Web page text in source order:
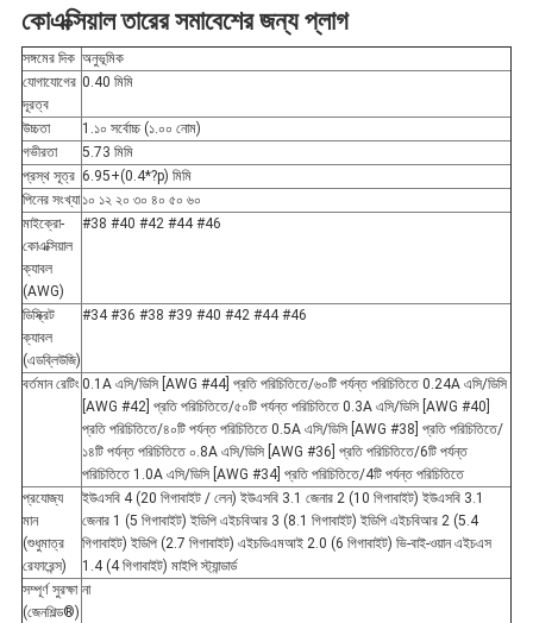
কোএক্সিয়াল তারের সমাবেশের জন্য প্লাগ
সঙ্গমের দিক অনুভূমিক
যোগাযোগের
দূরত্ব
0.40 মিমি
উচ্চতা
1.১০ সর্বোচ্চ (১.০০ নোম)
গভীরতা
5.73 মিমি
প্রস্থ সূত্র 6.95+(0.4*?p) মিমি
পিনের সংখ্যা ১০ ১২ ২০ ৩০ ৪০ ৫০ ৬০
মাইক্রো-
কোএক্সিয়াল
ক্যাবল
(AWG)
#38 #40 #42 #44 #46
ডিস্ক্রিট
ক্যাবল
(এডব্লিউজি)
#34 #36 #38 #39 #40 #42 #44 #46
বর্তমান রেটিং0.1A এসি/ডিসি [AWG #44] প্রতি পরিচিতিতে/৬০টি পর্যন্ত পরিচিতিতে 0.24A এসি/ডিসি
[AWG #42] প্রতি পরিচিতিতে/৫০টি পর্যন্ত পরিচিতিতে 0.3A এসি/ডিসি [AWG #40]
প্রতি পরিচিতিতে/৪০টি পর্যন্ত পরিচিতিতে 0.5A এসি/ডিসি [AWG #38] প্রতি পরিচিতিতে/
১৪টি পর্যন্ত পরিচিতিতে ০.8A এসি/ডিসি [AWG #36] প্রতি পরিচিতিতে/6টি পর্যন্ত
পরিচিতিতে 1.0A এসি/ডিসি [AWG #34] প্রতি পরিচিতিতে/4টি পর্যন্ত পরিচিতিতে
প্রযোজ্য
মান
(শুধুমাত্র
রেফারেন্স)
ইউএসবি 4 (20 গিগাবাইট / লেন) ইউএসবি 3.1 জেনার 2 (10 গিগাবাইট) ইউএসবি 3.1
জেনার 1 (5 গিগাবাইট) ইডিপি এইচবিআর 3 (8.1 গিগাবাইট) ইডিপি এইচবিআর 2 (5.4
গিগাবাইট) ইডিপি (2.7 গিগাবাইট) এইচডিএমআই 2.0 (6 গিগাবাইট) ভি-বাই-ওয়ান এইচএস
1.4 (4 গিগাবাইট) মাইপি স্ট্যান্ডার্ড
সম্পূর্ণ সুরক্ষা
(জেনশিল্ড®)
না